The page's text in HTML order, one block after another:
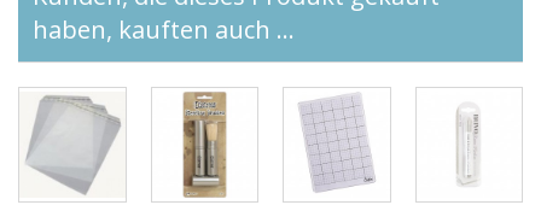
haben, kauften auch ...